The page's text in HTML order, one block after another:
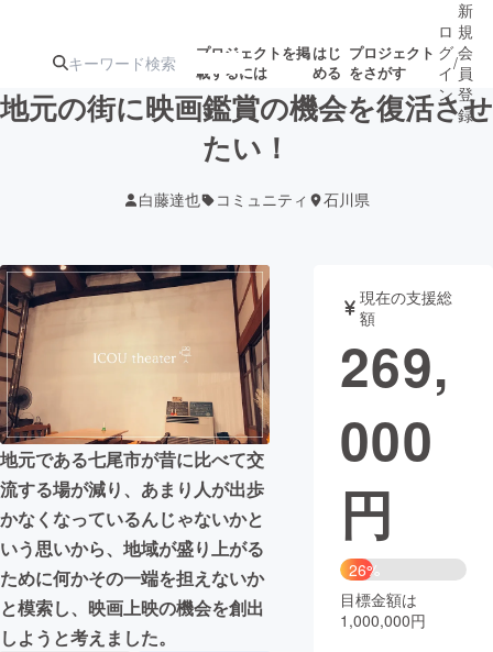
プロジェクトを掲
載するには
はじ
める
プロジェクト
をさがす
ターン
注目の新着プロ
ジェクト
募集終了が近いプ
ロジェクト
アート・写真 音楽
テクノロジー・ガジェット ゲーム・サ
映像・映画
ビジネス・起業
まちづくり・地域活性化
CAMPFIRE for Social Good
CAMPFIRE Creation
CAMPFIREふるさと納税
コミュニティ
ロ
グ
イ
ン
/
新
規
会
員
登
録
地元の街に映画鑑賞の機会を復活させ
たい！
白藤達也 コミュニティ 石川県
地元である七尾市が昔に比べて交
流する場が減り、あまり人が出歩
かなくなっているんじゃないかと
いう思いから、地域が盛り上がる
ために何かその一端を担えないか
と模索し、映画上映の機会を創出
しようと考えました。
現在の支援総
額
269,
000
円
26%
目標金額は
1,000,000円